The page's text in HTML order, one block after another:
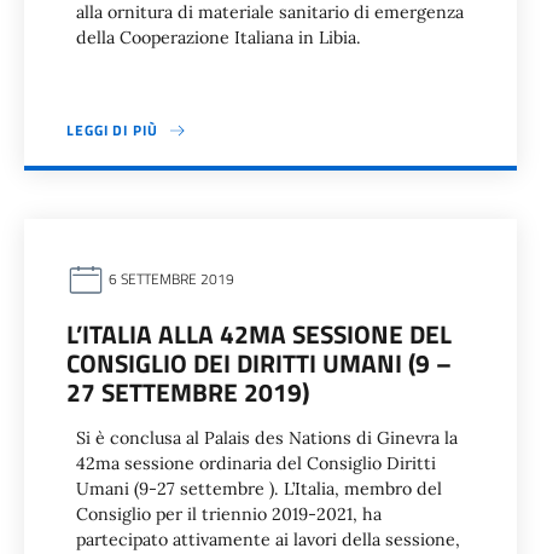
alla ornitura di materiale sanitario di emergenza
della Cooperazione Italiana in Libia.
LEGGI DI PIÙ
6 SETTEMBRE 2019
L’ITALIA ALLA 42MA SESSIONE DEL
CONSIGLIO DEI DIRITTI UMANI (9 –
27 SETTEMBRE 2019)
Si è conclusa al Palais des Nations di Ginevra la
42ma sessione ordinaria del Consiglio Diritti
Umani (9-27 settembre ). L’Italia, membro del
Consiglio per il triennio 2019-2021, ha
partecipato attivamente ai lavori della sessione,